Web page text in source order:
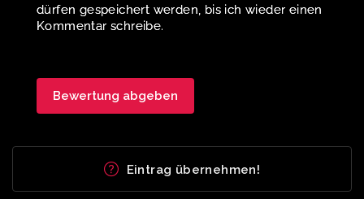
dürfen gespeichert werden, bis ich wieder einen
Kommentar schreibe.
Eintrag übernehmen!